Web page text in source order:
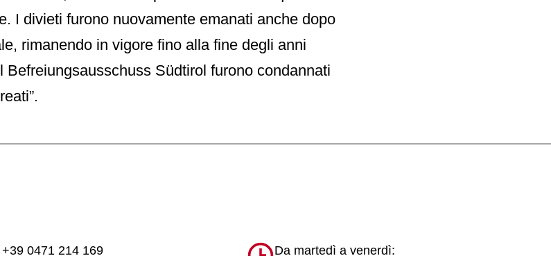
I divieti furono nuovamente emanati anche dopo
rimanendo in vigore fino alla fine degli anni
Befreiungsausschuss Südtirol furono condannati
+39 0471 214 169 Da martedì a venerdì: